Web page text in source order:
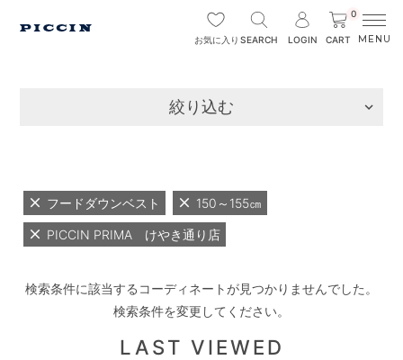
お気に入り SEARCH LOGIN
0
CART
絞り込む
フードダウンベスト 150～155㎝
PICCIN PRIMA けやき通り店
検索条件に該当するコーディネートが見つかりませんでした。
検索条件を変更してください。
LAST VIEWED